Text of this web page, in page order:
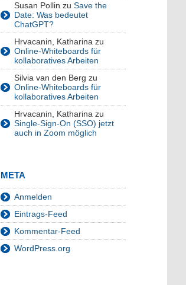
Susan Pollin zu Save the
Date: Was bedeutet
ChatGPT?
Hrvacanin, Katharina zu
Online-Whiteboards für
kollaboratives Arbeiten
Silvia van den Berg zu
Online-Whiteboards für
kollaboratives Arbeiten
Hrvacanin, Katharina zu
Single-Sign-On (SSO) jetzt
auch in Zoom möglich
META
Anmelden
Eintrags-Feed
Kommentar-Feed
WordPress.org